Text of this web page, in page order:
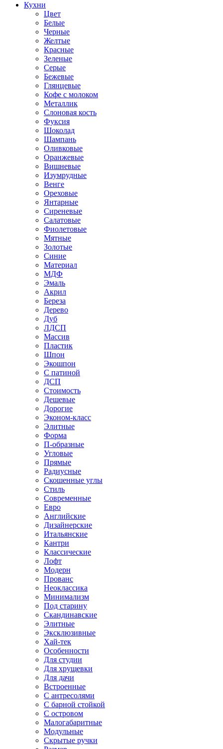
Кухни
Цвет
Белые
Черные
Желтые
Красные
Зеленые
Серые
Бежевые
Глянцевые
Кофе с молоком
Металлик
Слоновая кость
Фуксия
Шоколад
Шампань
Оливковые
Оранжевые
Вишневые
Изумрудные
Венге
Ореховые
Янтарные
Сиреневые
Салатовые
Фиолетовые
Мятные
Золотые
Синие
Материал
МДФ
Эмаль
Акрил
Береза
Дерево
Дуб
ЛДСП
Массив
Пластик
Шпон
Экошпон
С патиной
ДСП
Стоимость
Дешевые
Дорогие
Эконом-класс
Элитные
Форма
П-образные
Угловые
Прямые
Радиусные
Скошенные углы
Стиль
Современные
Евро
Английские
Дизайнерские
Итальянские
Кантри
Классические
Лофт
Модерн
Прованс
Неоклассика
Минимализм
Под старину
Скандинавские
Элитные
Эксклюзивные
Хай-тек
Особенности
Для студии
Для хрущевки
Для дачи
Встроенные
С антресолями
С барной стойкой
С островом
Малогабаритные
Модульные
Скрытые ручки